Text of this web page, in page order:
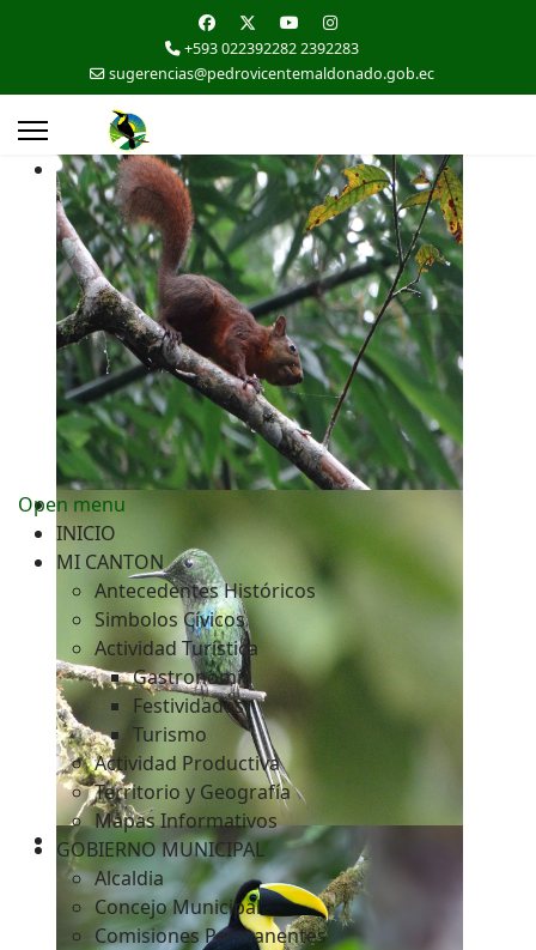
+593 022392282 2392283
sugerencias@pedrovicentemaldonado.gob.ec
Open menu
INICIO
MI CANTON
Antecedentes Históricos
Simbolos Cívicos
Actividad Turística
Gastronomía
Festividades
Turismo
Actividad Productiva
Territorio y Geografía
Mapas Informativos
GOBIERNO MUNICIPAL
Alcaldia
Concejo Municipal
Comisiones Permanentes